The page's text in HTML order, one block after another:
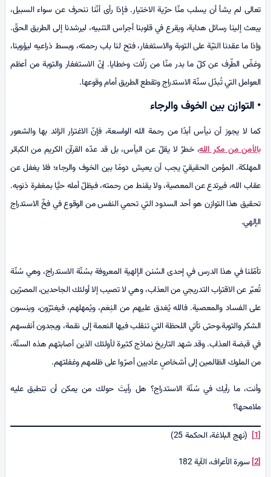
تعالى لم يشأ أن يسلب منّا حرّية الاختيار. فإذا رأى أنّنا ننحرف عن سواء السبيل،
يبعث إلينا رسائل هداية، ويقرع في قلوبنا أجراس التنبيه، ليرشدنا إلى الطريق الحقّ.
وإذا ما عقدنا النيّة على التوبة والاستغفار، فتح لنا باب رحمته، وبسط ذراعيه ليؤوينا،
وغضّ الطّرف عن كلّ ما بدر منّا من زلّات وخطايا. إنّ الاستغفار والتوبة من أعظم
العوامل التي تُبدّل سنّة الاستدراج وتقطع الطريق أمام وقوعها.
• التوازن بين الخوف والرجاء
كما لا يجوز أن نيأس أبدًا من رحمة الله الواسعة، فإنّ الاغترار الزائد بها والشعور
بالأمن من مكر الله، خطرٌ لا يقلّ عن اليأس، بل قد عدّه القرآن الكريم من الكبائر
المهلكة. المؤمن الحقيقيّ يجب أن يعيش دومًا بين الخوف والرجاء؛ فلا يغفل عن
عقاب الله، فيرتدع عن المعصية، ولا يقنط من رحمته، فيظلّ أمله حيًّا بمغفرة ذنوبه.
تحقيق هذا التوازن هو أحد السدود التي تحمي النفس من الوقوع في فخّ الاستدراج
الإلهي.
تأمّلنا في هذا الدرس في إحدى السُنن الإلهية المعروفة بسُنّة الاستدراج، وهي سُنّة
تُعبّر عن الاقتراب التدريجي من العذاب، وهي لا تصيب إلا أولئك الجاحدين، المصرّين
على الفساد والمعصية. فالله يُغدق عليهم من النِعَم، ويُمهلهم، فيغترّون، وينسون
الشكر والتوبة،وحتى تأتي اللحظة التي تنقلب فيها النعمة إلى نقمة، ويجدون أنفسهم
في قبضة العذاب. وقد شهد التاريخ نماذج كثيرة لأولئك الذين أصابتهم هذه السنّة،
من الملوك الظالمين إلى أشخاصٍ عاديين أصرّوا على ظلمهم وغفلتهم.
وأنت، ما رأيك في سُنّة الاستدراج؟ هل رأيتَ حولك من يمكن أن تنطبق عليه
ملامحها؟
[1] (نهج البلاغة، الحكمة 25)
[2] سورة الأعراف، الآية 182